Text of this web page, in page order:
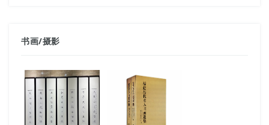
书画/摄影